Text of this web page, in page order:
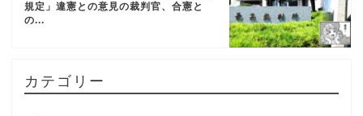
規定」違憲との意見の裁判官、合憲と
の...
カテゴリー